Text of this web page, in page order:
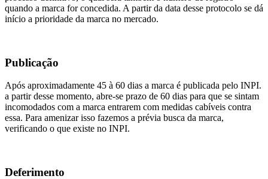
quando a marca for concedida. A partir da data desse protocolo se dá
início a prioridade da marca no mercado.
Publicação
Após aproximadamente 45 à 60 dias a marca é publicada pelo INPI.
a partir desse momento, abre-se prazo de 60 dias para que se sintam
incomodados com a marca entrarem com medidas cabíveis contra
essa. Para amenizar isso fazemos a prévia busca da marca,
verificando o que existe no INPI.
Deferimento